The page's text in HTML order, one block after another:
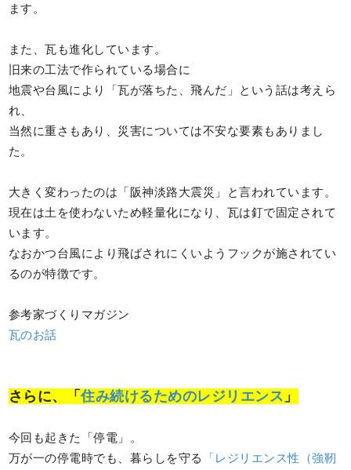
ます。
また、瓦も進化しています。
旧来の工法で作られている場合に
地震や台風により「瓦が落ちた、飛んだ」という話は考えら
れ、
当然に重さもあり、災害については不安な要素もありまし
た。
大きく変わったのは「阪神淡路大震災」と言われています。
現在は土を使わないため軽量化になり、瓦は釘で固定されて
います。
なおかつ台風により飛ばされにくいようフックが施されてい
るのが特徴です。
参考家づくりマガジン
瓦のお話
さらに、「住み続けるためのレジリエンス 」
今回も起きた「停電」。
万が一の停電時でも、暮らしを守る
「レジリエンス性（強靭